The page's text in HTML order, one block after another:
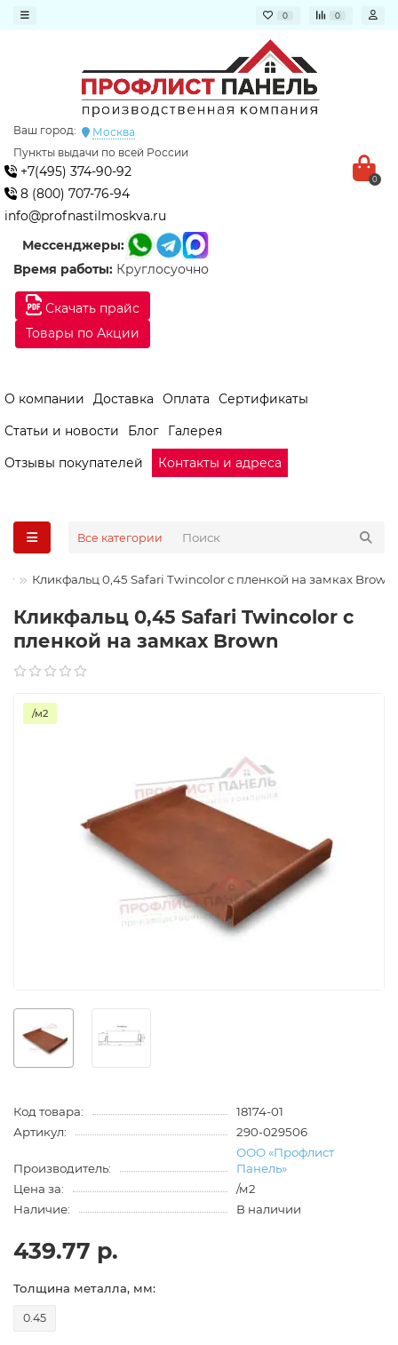
0 0
Скачать прайс
Товары по Акции
Ваш город:
Москва
Пункты выдачи по всей России
+7(495) 374-90-92
8 (800) 707-76-94
info@profnastilmoskva.ru
Мессенджеры:
Время работы: Круглосуочно
0
О компании Доставка Оплата
Сертификаты
Статьи и новости
Блог
Галерея
Отзывы покупателей
Контакты и адреса
Все категории
Кликфальц 0,45 Safari Twincolor с пленкой на замках Brown
Кликфальц 0,45 Safari Twincolor с
пленкой на замках Brown
/м2
Код товара:
18174-01
Артикул:
290-029506
Производитель:
ООО «Профлист
Панель»
Цена за:
/м2
Наличие:
В наличии
439.77 р.
Толщина металла, мм:
0.45